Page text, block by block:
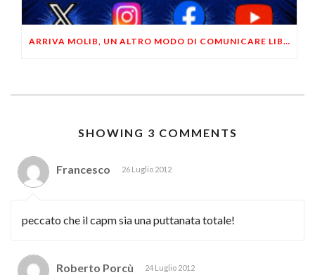
ARRIVA MOLIB, UN ALTRO MODO DI COMUNICARE LIBERTARIO
SHOWING 3 COMMENTS
Francesco 26 Luglio 2012
peccato che il capm sia una puttanata totale!
Roberto Porcù 24 Luglio 2012